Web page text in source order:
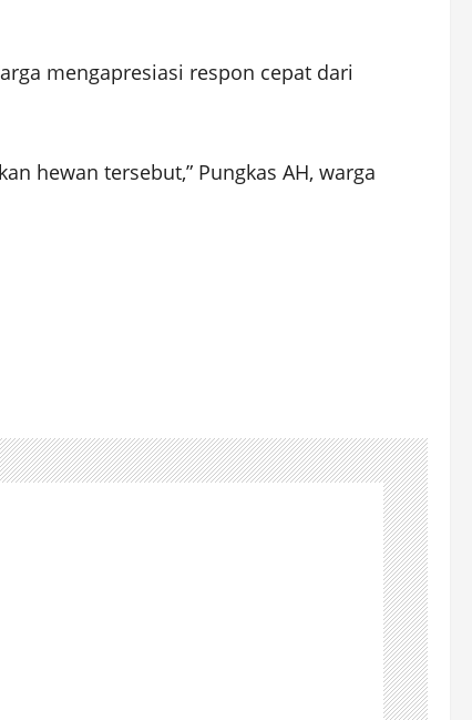
mengapresiasi respon cepat dari
hewan tersebut,” Pungkas AH, warga